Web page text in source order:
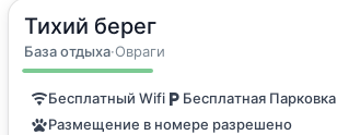
Тихий берег
База отдыха·Овраги
104м2·до 8 гостей
Дом для отпуска
Бесплатный Wifi
Бесплатная Парковка
Размещение в номере разрешено